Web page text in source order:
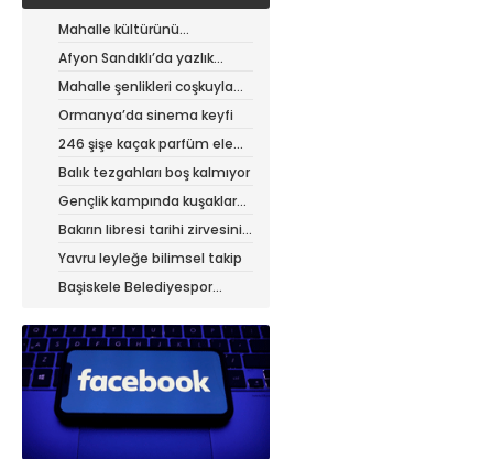
patates hasadı
Mahalle kültürünü
canlandıran şenlik
Afyon Sandıklı’da yazlık
patates hasadı
Mahalle şenlikleri coşkuyla
sürüyor
Ormanya’da sinema keyfi
246 şişe kaçak parfüm ele
geçirildi
Balık tezgahları boş kalmıyor
Gençlik kampında kuşaklar
buluştu
Bakırın libresi tarihi zirvesini
test ediyor
Yavru leyleğe bilimsel takip
Başiskele Belediyespor